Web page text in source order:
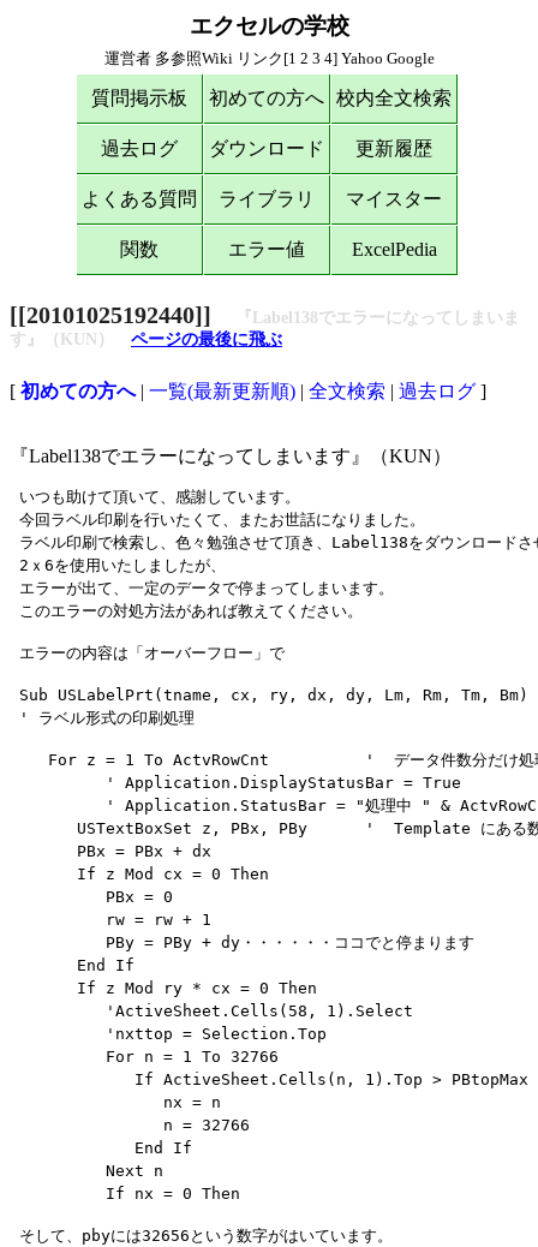
エクセルの学校
運営者 多参照Wiki リンク[1 2 3 4] Yahoo Google
質問掲示板 初めての方へ 校内全文検索
過去ログ ダウンロード 更新履歴
よくある質問 ライブラリ マイスター
関数 エラー値 ExcelPedia
[[20101025192440]]
『Label138でエラーになってしまいま
す』（KUN） ページの最後に飛ぶ
[ 初めての方へ| 一覧(最新更新順) | 全文検索 | 過去ログ ]
『Label138でエラーになってしまいます』（KUN）
いつも助けて頂いて、感謝しています。
今回ラベル印刷を行いたくて、またお世話になりました。
ラベル印刷で検索し、色々勉強させて頂き、Label138をダウンロードさ
2ｘ6を使用いたしましたが、
エラーが出て、一定のデータで停まってしまいます。
Sub USLabelPrt(tname, cx, ry, dx, dy, Lm, Rm, Tm, Bm)
For z = 1 To ActvRowCnt          '  データ件数分だけ処
          ' Application.DisplayStatusBar = True
' Application.StatusBar = "処理中 " &
USTextBoxSet z, PBx, PBy      '  Template にある
       PBx = PBx + dx
       If z Mod cx = 0 Then
          PBx = 0
          rw = rw + 1
          PBy = PBy + dy・・・・・・ココでと停まります
       End If
       If z Mod ry * cx = 0 Then
          'ActiveSheet.Cells(58, 1).Select
          'nxttop = Selection.Top
          For n = 1 To 32766
If ActiveSheet.Cells(n, 1).Top > PBtopMax
                nx = n
                n = 32766
             End If
          Next n
そして、pbyには32656という数字がはいています。